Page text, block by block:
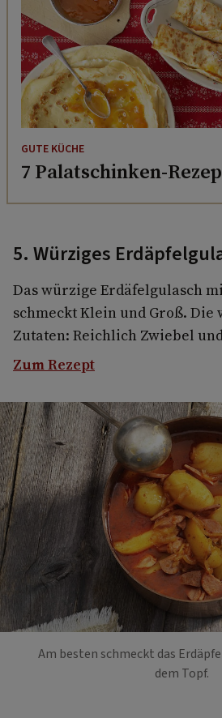
GUTE KÜCHE
7 Palatschinken-
5. Würziges
Das würzige Erdäfelgulasch
schmeckt Klein und Groß. Die
Zutaten: Reichlich Zwiebel
Zum Rezept
Am besten schmeckt das
dem Topf.